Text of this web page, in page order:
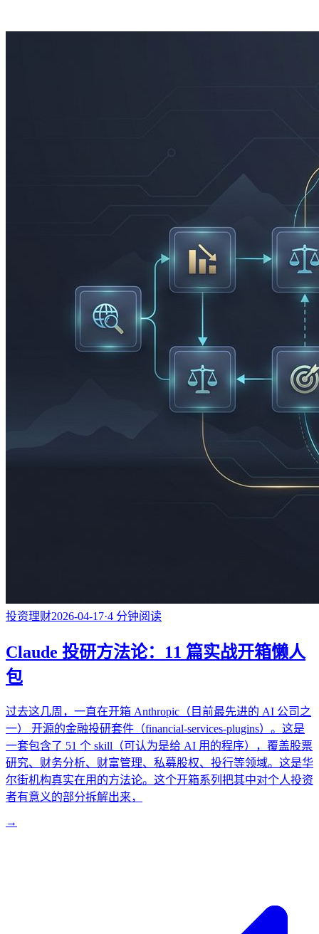
投资理财2026-04-17·4 分钟阅读
Claude 投研方法论：11 篇实战开箱懒人
包
过去这几周，一直在开箱 Anthropic（目前最先进的 AI 公司之
一） 开源的金融投研套件（financial-services-plugins）。这是
一套包含了 51 个 skill（可认为是给 AI 用的程序），覆盖股票
研究、财务分析、财富管理、私募股权、投行等领域。这是华
尔街机构真实在用的方法论。这个开箱系列把其中对个人投资
者有意义的部分拆解出来，
→